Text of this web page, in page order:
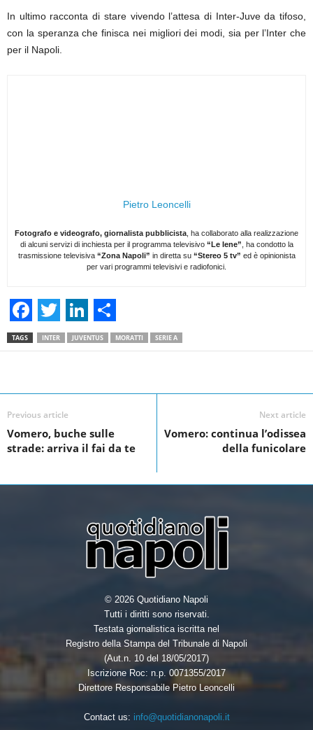
In ultimo racconta di stare vivendo l’attesa di Inter-Juve da tifoso,
con la speranza che finisca nei migliori dei modi, sia per l’Inter che
per il Napoli.
Pietro Leoncelli
Fotografo e videografo, giornalista pubblicista , ha collaborato alla realizzazione
di alcuni servizi di inchiesta per il programma televisivo “Le Iene” , ha condotto la
trasmissione televisiva “Zona Napoli” in diretta su “Stereo 5 tv” ed è opinionista
per vari programmi televisivi e radiofonici.
F
a
e
b
o
k
T
w
t
t
e
L
i
k
e
d
n
S
h
r
e
TAGS INTER JUVENTUS MORATTI SERIE A
Previous article
Vomero, buche sulle
strade: arriva il fai da te
Next article
Vomero: continua l’odissea
della funicolare
© 2026 Quotidiano Napoli
Tutti i diritti sono riservati.
Testata giornalistica iscritta nel
Registro della Stampa del Tribunale di Napoli
(Aut.n. 10 del 18/05/2017)
Iscrizione Roc: n.p. 0071355/2017
Direttore Responsabile Pietro Leoncelli
Contact us: info@quotidianonapoli.it